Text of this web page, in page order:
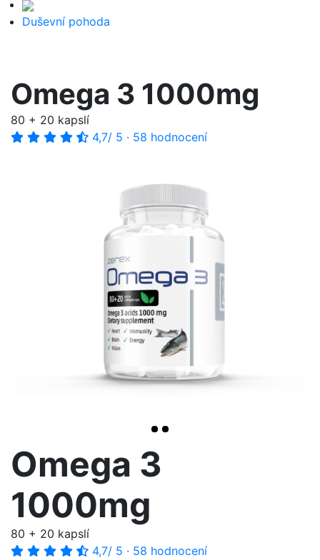
Duševní pohoda
Omega 3 1000mg
80 + 20 kapslí
4,7/ 5 · 58 hodnocení
Omega 3
1000mg
80 + 20 kapslí
4,7/ 5 · 58 hodnocení